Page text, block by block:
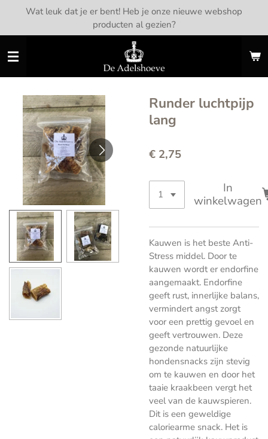
naar
de
hoofdinhoud
Wat leuk dat je er bent! Heb je onze nieuwe webshop
producten al gezien?
Runder luchtpijp
lang
€ 2,75
In
winkelwagen
Kauwen is het beste Anti-
Stress middel. Door te
kauwen wordt er endorfine
aangemaakt. Endorfine
geeft rust, innerlijke balans,
vermindert angst zorgt
voor een prettig gevoel en
geeft vertrouwen. Deze
gezonde natuurlijke
hondensnacks zijn stevig
om te kauwen en door het
taaie kraakbeen vergt het
veel van de kauwspieren.
Dit is een geweldige
caloriearme snack. Het is